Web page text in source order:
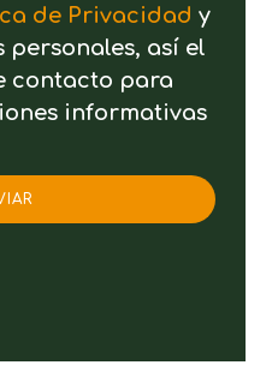
de Privacidad y
personales, así el
contacto para
informativas